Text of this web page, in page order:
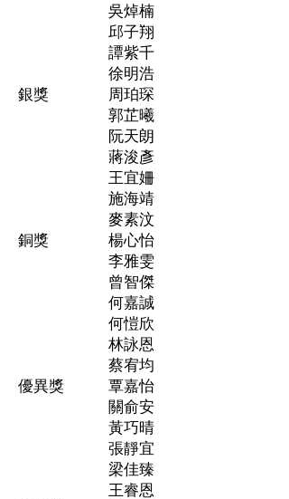
銀獎
銅獎
優異獎
吳焯楠
邱子翔
譚紫千
徐明浩
周珀琛
郭芷曦
阮天朗
蔣浚彥
王宜姍
施海靖
麥素汶
楊心怡
李雅雯
曾智傑
何嘉誠
何愷欣
林詠恩
蔡宥均
覃嘉怡
關俞安
黃巧晴
張靜宜
梁佳臻
王睿恩